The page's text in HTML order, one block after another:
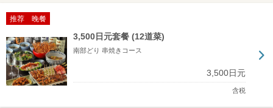
推荐 晚餐
3,500日元套餐 (12道菜)
南部どり 串焼きコース
3,500日元
含税